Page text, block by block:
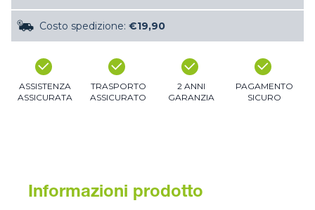
Costo spedizione: €19,90
ASSISTENZA
ASSICURATA
TRASPORTO
ASSICURATO
2 ANNI
GARANZIA
PAGAMENTO
SICURO
Informazioni prodotto